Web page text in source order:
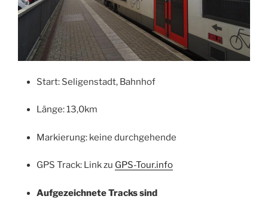
Start: Seligenstadt, Bahnhof
Länge: 13,0km
Markierung: keine durchgehende
GPS Track: Link zu GPS-Tour.info
Aufgezeichnete Tracks sind